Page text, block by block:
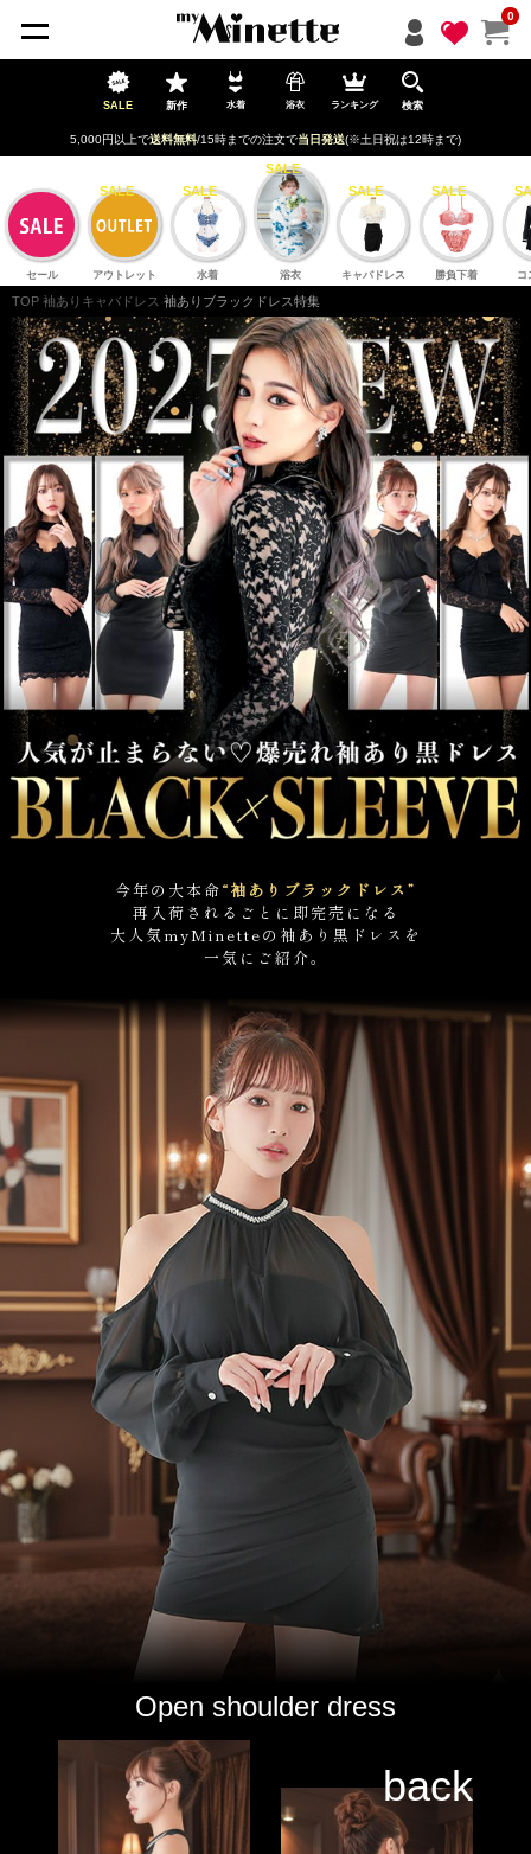
0
SALE 新作 水着 浴衣 ランキング 検索
5,000円以上で送料無料/15時までの注文で当日発送(※土日祝は12時まで)
セール アウトレット 水着 浴衣 キャバドレス 勝負下着 コ
TOP 袖ありキャバドレス 袖ありブラックドレス特集
今年の大本命“袖ありブラックドレス”
再入荷されるごとに即完売になる
大人気myMinetteの袖あり黒ドレスを
一気にご紹介。
Open shoulder dress
ペー
ジト
ップ